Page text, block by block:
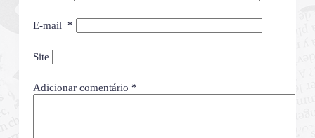
E-mail *
Site
Adicionar comentário *